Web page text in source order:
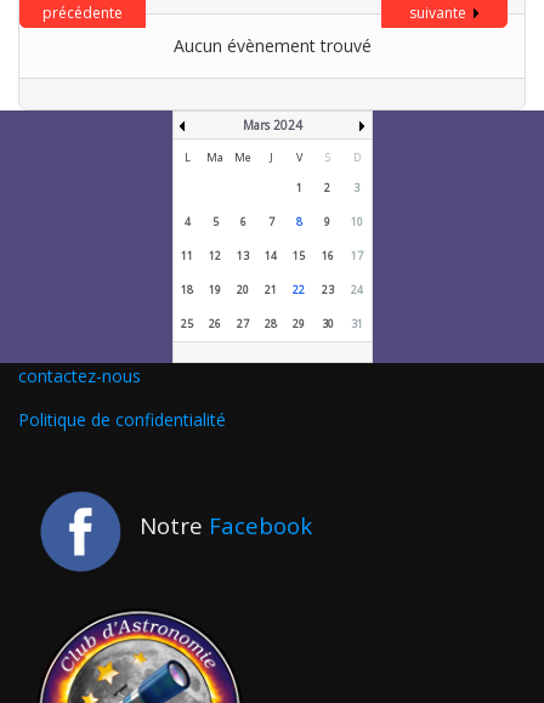
précédente
suivante
Aucun évènement trouvé
Mars 2024
L Ma Me J V S
D
1
2 3
4 5 6 7 8 9 10
11 12 13 14 15 16 17
18 19 20 21 22 23 24
25 26 27 28 29 30 31
contactez-nous
Politique de confidentialité
Notre Facebook